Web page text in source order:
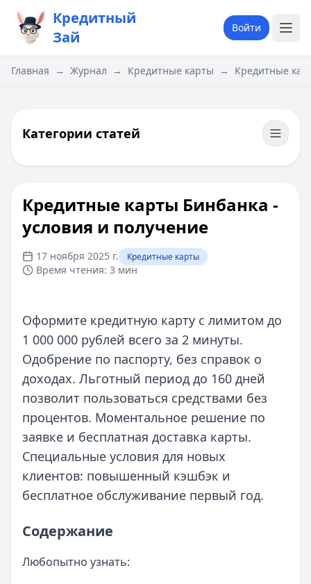
Кредитный
Зай
Войти
Главная → Журнал → Кредитные карты → Кредитные
Категории статей
Кредитные карты Бинбанка -
условия и получение
17 ноября 2025 г. Кредитные карты
Время чтения: 3 мин
Оформите кредитную карту с лимитом до
1 000 000 рублей всего за 2 минуты.
Одобрение по паспорту, без справок о
доходах. Льготный период до 160 дней
позволит пользоваться средствами без
процентов. Моментальное решение по
заявке и бесплатная доставка карты.
Специальные условия для новых
клиентов: повышенный кэшбэк и
бесплатное обслуживание первый год.
Содержание
Любопытно узнать: